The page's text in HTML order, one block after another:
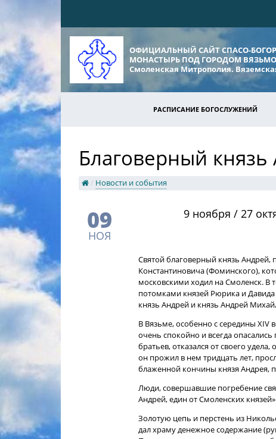
ОФИЦИАЛЬНЫЙ САЙТ СПАСО-
МОНАСТЫРЬ ПОД ГОРОДОМ
Смоленская Митрополия.
РАСПИСАНИЕ БОГОСЛУЖЕНИЙ
Благоверный
/ Новости и события
09
НОЯ
​9 ноября / 27
Святой благоверный князь
Константиновича (Фоминского),
московскими ходил на Смоленск. В
потомками князей Рюрика и Давида
князь Андрей и князь Андрей
В Вязьме, особенно с середины ХIV
очень спокойно и всегда
братьев, отказался от своего
он прожил в нем тридцать лет,
блаженной кончины князя Андрея,
Люди, совершавшие погребение
Андрей, един от Смоленских
Золотую цепь и перстень из
дал храму денежное содержание